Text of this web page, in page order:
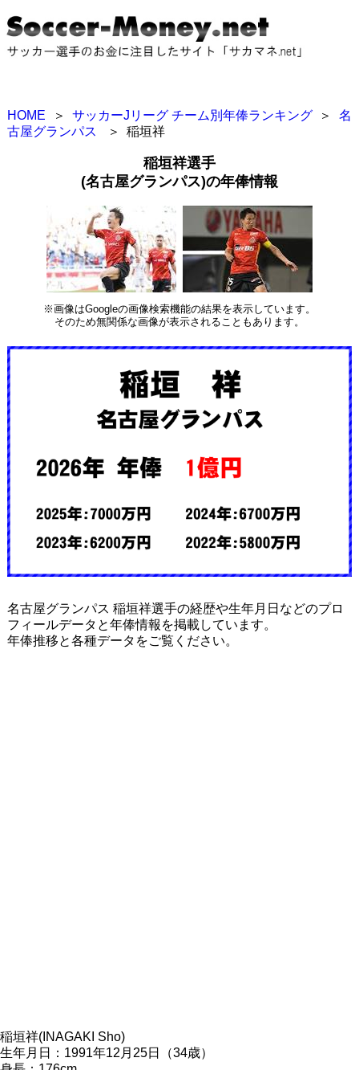
HOME ＞ サッカーJリーグ チーム別年俸ランキング ＞
名
古屋グランパス
＞ 稲垣祥
稲垣祥選手
(名古屋グランパス)の年俸情報
※画像はGoogleの画像検索機能の結果を表示しています。
そのため無関係な画像が表示されることもあります。
名古屋グランパス 稲垣祥選手の経歴や生年月日などのプロ
フィールデータと年俸情報を掲載しています。
年俸推移と各種データをご覧ください。
稲垣祥(INAGAKI Sho)
生年月日：1991年12月25日（34歳）